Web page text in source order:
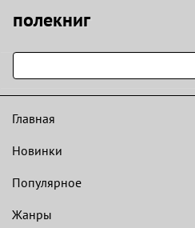
полекниг
Главная
Новинки
Популярное
Жанры